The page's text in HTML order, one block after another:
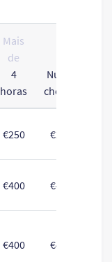
Mais
de
4
horas
Nunca
chegou
€250 €250
€400 €400
€400 €400